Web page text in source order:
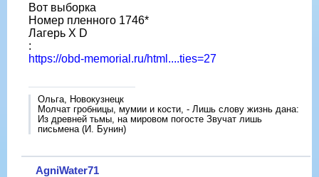
Вот выборка
Номер пленного 1746*
Лагерь X D
:
https://obd-memorial.ru/html....ties=27
Ольга, Новокузнецк
Молчат гробницы, мумии и кости, - Лишь слову жизнь дана:
Из древней тьмы, на мировом погосте Звучат лишь
письмена (И. Бунин)
AgniWater71